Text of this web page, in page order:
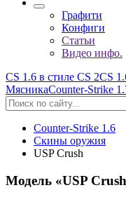
Графити
Конфиги
Статьи
Видео инфо.
CS 1.6 в стиле CS 2CS
МясникаCounter-Strike
Counter-Strike 1.6
Скины оружия
USP Crush
Модель «USP